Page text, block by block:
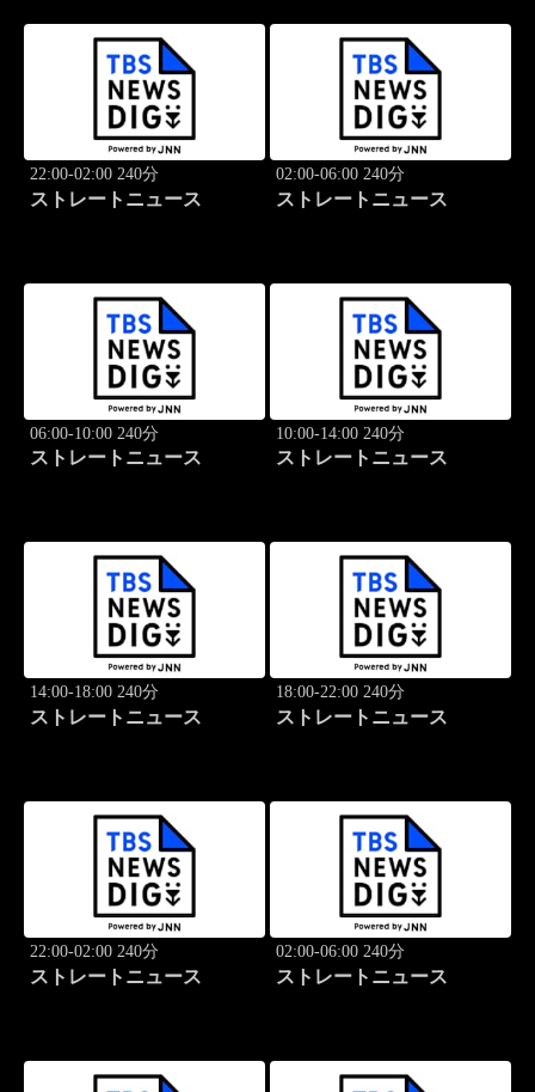
22:00-02:00 240分
ストレートニュース
02:00-06:00 240分
ストレートニュース
06:00-10:00 240分
ストレートニュース
10:00-14:00 240分
ストレートニュース
14:00-18:00 240分
ストレートニュース
18:00-22:00 240分
ストレートニュース
22:00-02:00 240分
ストレートニュース
02:00-06:00 240分
ストレートニュース